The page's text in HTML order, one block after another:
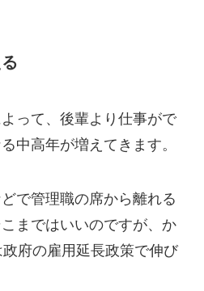
って、後輩より仕事がで
中高年が増えてきます。
で管理職の席から離れる
まではいいのですが、か
府の雇用延長政策で伸び